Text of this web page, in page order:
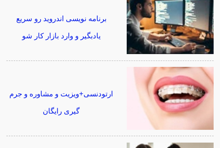
برنامه نویسی اندروید رو سریع
یادبگیر و وارد بازار کار شو
ارتودنسی+ویزیت و مشاوره و جرم
گیری رایگان